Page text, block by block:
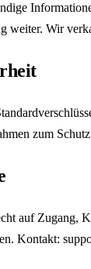
weiter. Wir
zum
auf Zugang,
Kontakt: